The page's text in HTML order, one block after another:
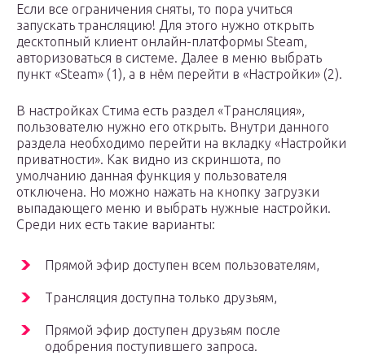
Если все ограничения сняты, то пора учиться
запускать трансляцию! Для этого нужно открыть
десктопный клиент онлайн-платформы Steam,
авторизоваться в системе. Далее в меню выбрать
пункт «Steam» (1), а в нём перейти в «Настройки» (2).
В настройках Стима есть раздел «Трансляция»,
пользователю нужно его открыть. Внутри данного
раздела необходимо перейти на вкладку «Настройки
приватности». Как видно из скриншота, по
умолчанию данная функция у пользователя
отключена. Но можно нажать на кнопку загрузки
выпадающего меню и выбрать нужные настройки.
Среди них есть такие варианты:
Прямой эфир доступен всем пользователям,
Трансляция доступна только друзьям,
Прямой эфир доступен друзьям после
одобрения поступившего запроса.